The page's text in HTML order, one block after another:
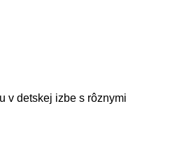
v detskej izbe s rôznymi